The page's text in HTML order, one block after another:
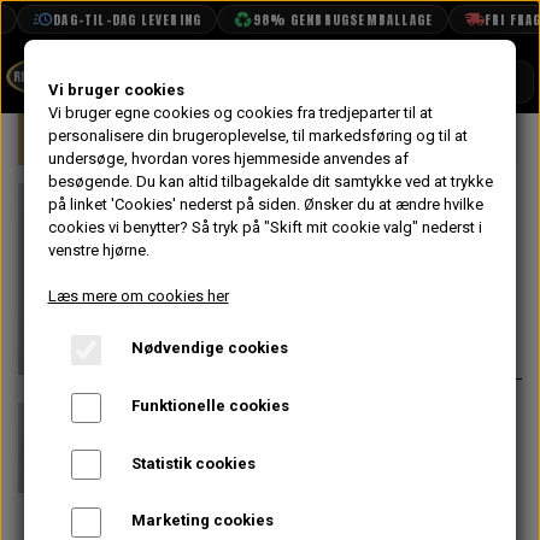
DAG-TIL-DAG LEVERING 98% GENBRUGSEMBALLAGE FRI
BOOK TID
PROJEKTER
TEKNISK DATA
VANDPOLERING
Forside Mini Elektrisk System Tænding
På lager
Platiner 59D
Varenummer: GCS2261
Alternativt varenr: DSB191C
LUCAS & AIDON, VAC TYPE, Blå
Vi bruger cookies
Vi bruger egne cookies og cookies fra tredjeparter til at
personalisere din brugeroplevelse, til markedsføring og til at
undersøge, hvordan vores hjemmeside anvendes af
besøgende. Du kan altid tilbagekalde dit samtykke ved at trykke
på linket 'Cookies' nederst på siden. Ønsker du at ændre hvilke
cookies vi benytter? Så tryk på "Skift mit cookie valg" nederst i
venstre hjørne.
Læs mere om cookies her
Nødvendige cookies
Funktionelle cookies
Statistik cookies
Marketing cookies